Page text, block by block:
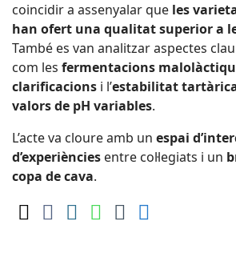
coincidir a assenyalar que les
han ofert una qualitat superior a
També es van analitzar aspectes
com les fermentacions
clarificacions i l’estabilitat
valors de pH variables.
L’acte va cloure amb un espai
d’experiències entre col·legiats i un
copa de cava.